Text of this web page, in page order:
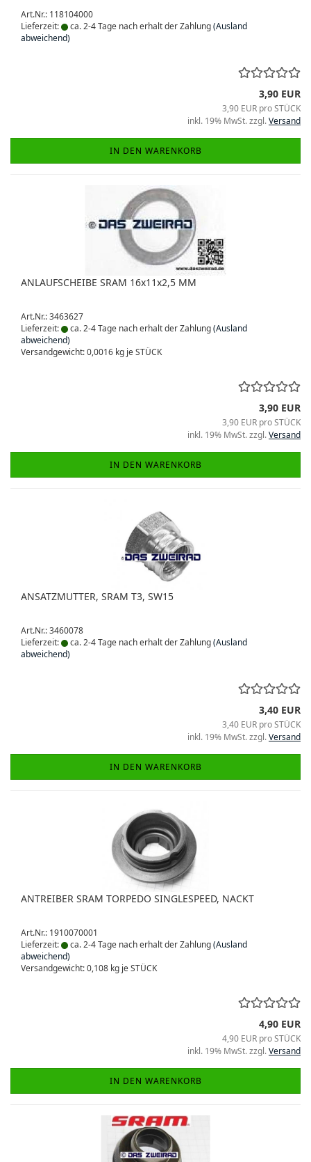
Art.Nr.: 118104000
Lieferzeit:
ca. 2-4 Tage nach erhalt der Zahlung(Ausland
abweichend)
3,90 EUR
3,90 EUR pro STÜCK
inkl. 19% MwSt. zzgl.Versand
IN DEN WARENKORB
ANLAUFSCHEIBE SRAM 16x11x2,5 MM
Art.Nr.: 3463627
Lieferzeit:
ca. 2-4 Tage nach erhalt der Zahlung(Ausland
abweichend)
Versandgewicht:0,0016 kg je STÜCK
3,90 EUR
3,90 EUR pro STÜCK
inkl. 19% MwSt. zzgl.Versand
IN DEN WARENKORB
ANSATZMUTTER, SRAM T3, SW15
Art.Nr.: 3460078
Lieferzeit:
ca. 2-4 Tage nach erhalt der Zahlung(Ausland
abweichend)
3,40 EUR
3,40 EUR pro STÜCK
inkl. 19% MwSt. zzgl.Versand
IN DEN WARENKORB
ANTREIBER SRAM TORPEDO SINGLESPEED, NACKT
Art.Nr.: 1910070001
Lieferzeit:
ca. 2-4 Tage nach erhalt der Zahlung(Ausland
abweichend)
Versandgewicht:0,108 kg je STÜCK
4,90 EUR
4,90 EUR pro STÜCK
inkl. 19% MwSt. zzgl.Versand
IN DEN WARENKORB